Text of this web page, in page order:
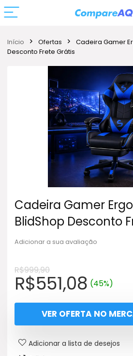
Início Ofertas
Cadeira Gamer
Desconto Frete Grátis
Cadeira Gamer
BlidShop Desconto
Adicionar a sua avaliação
R$999,90
O
preço
original
era:
R$999,90.
R$551,08O
atual
é:
(45%)
VER OFERTA NO
Adicionar a lista de desejos